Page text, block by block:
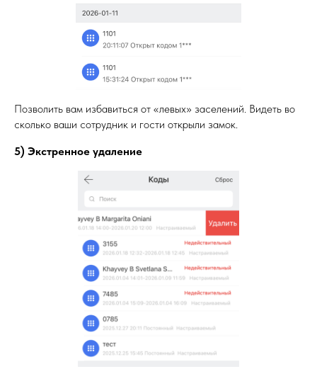
Позволить вам избавиться от «левых» заселений. Видеть во
сколько ваши сотрудник и гости открыли замок.
5) Экстренное удаление